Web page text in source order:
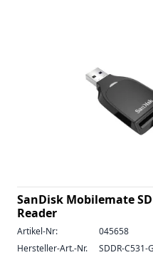
SanDisk Mobilemate SD
Reader
Artikel-Nr:
045658
Hersteller-Art.-Nr.
SDDR-C531-